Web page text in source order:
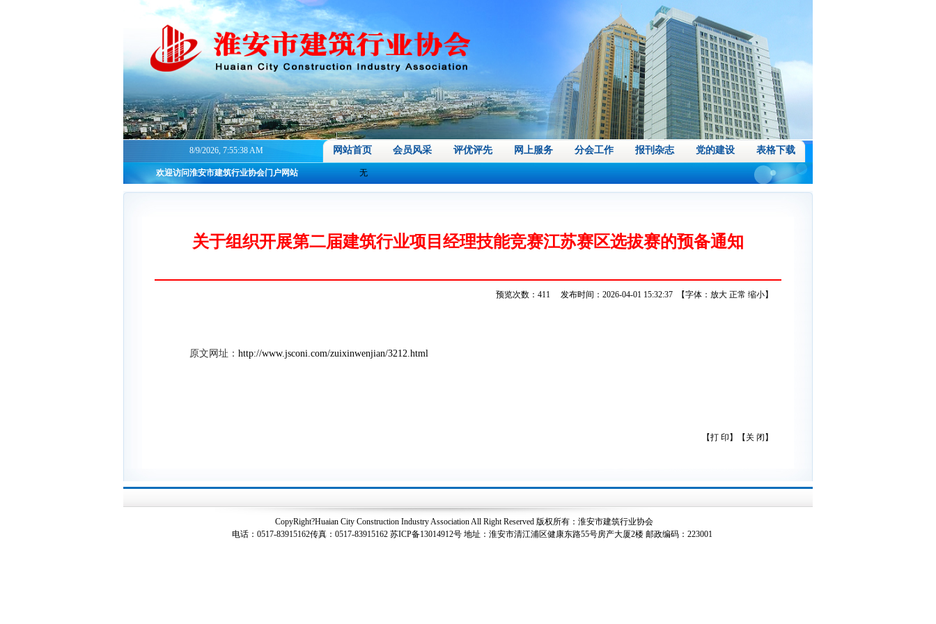
8/9/2026, 7:55:38 AM 网站首页 会员风采 评优评先 网上服务 分会工作 报刊杂志 党的建设 表格下载
欢迎访问淮安市建筑行业协会门户网站 无
关于组织开展第二届建筑行业项目经理技能竞赛江苏赛区选拔赛的预备通知
预览次数：411 发布时间：2026-04-01 15:32:37 【字体： 放大 正常 缩小】
原文网址： http://www.jsconi.com/zuixinwenjian/3212.html
【打 印 】【 关 闭 】
CopyRight?Huaian City Construction Industry Association All Right Reserved 版权所有：淮安市建筑行业协会
电话：0517-83915162传真：0517-83915162 苏ICP备13014912号 地址：淮安市清江浦区健康东路55号房产大厦2楼 邮政编码：223001